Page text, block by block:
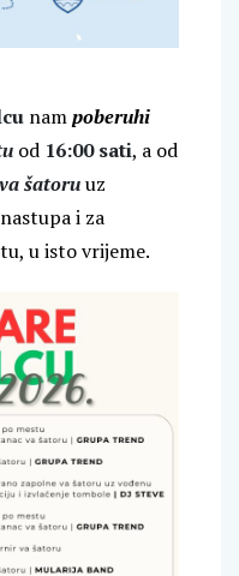
nampoberuhi
od 16:00 sati, a od
šatoruuz
i za
u isto vrijeme.